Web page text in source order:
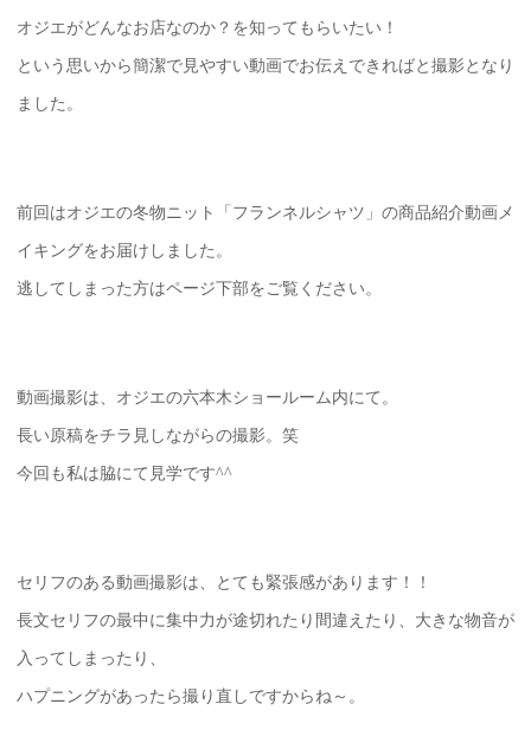
オジエがどんなお店なのか？を知ってもらいたい！
という思いから簡潔で見やすい動画でお伝えできればと撮影となり
ました。
前回はオジエの冬物ニット「フランネルシャツ」の商品紹介動画メ
イキングをお届けしました。
逃してしまった方はページ下部をご覧ください。
動画撮影は、オジエの六本木ショールーム内にて。
長い原稿をチラ見しながらの撮影。笑
今回も私は脇にて見学です^^
セリフのある動画撮影は、とても緊張感があります！！
長文セリフの最中に集中力が途切れたり間違えたり、大きな物音が
入ってしまったり、
ハプニングがあったら撮り直しですからね～。